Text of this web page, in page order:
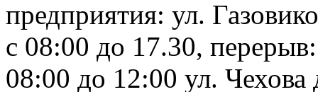
предприятия: ул.
с 08:00 до 17.30,
08:00 до 12:00 ул.